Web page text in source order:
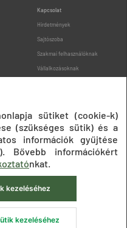
Kapcsolat
Hirdetmények
Sajtószoba
Szakmai felhasználóknak
Vállalkozásoknak
Oldaltérkép
Akadálymentesítési nyilatkozat
beállítások ÁSZF
sütiket (cookie-k)
(szükséges sütik) és a
információk gyűjtése
Bővebb információkért
nkat.
kezeléséhez
kezeléséhez